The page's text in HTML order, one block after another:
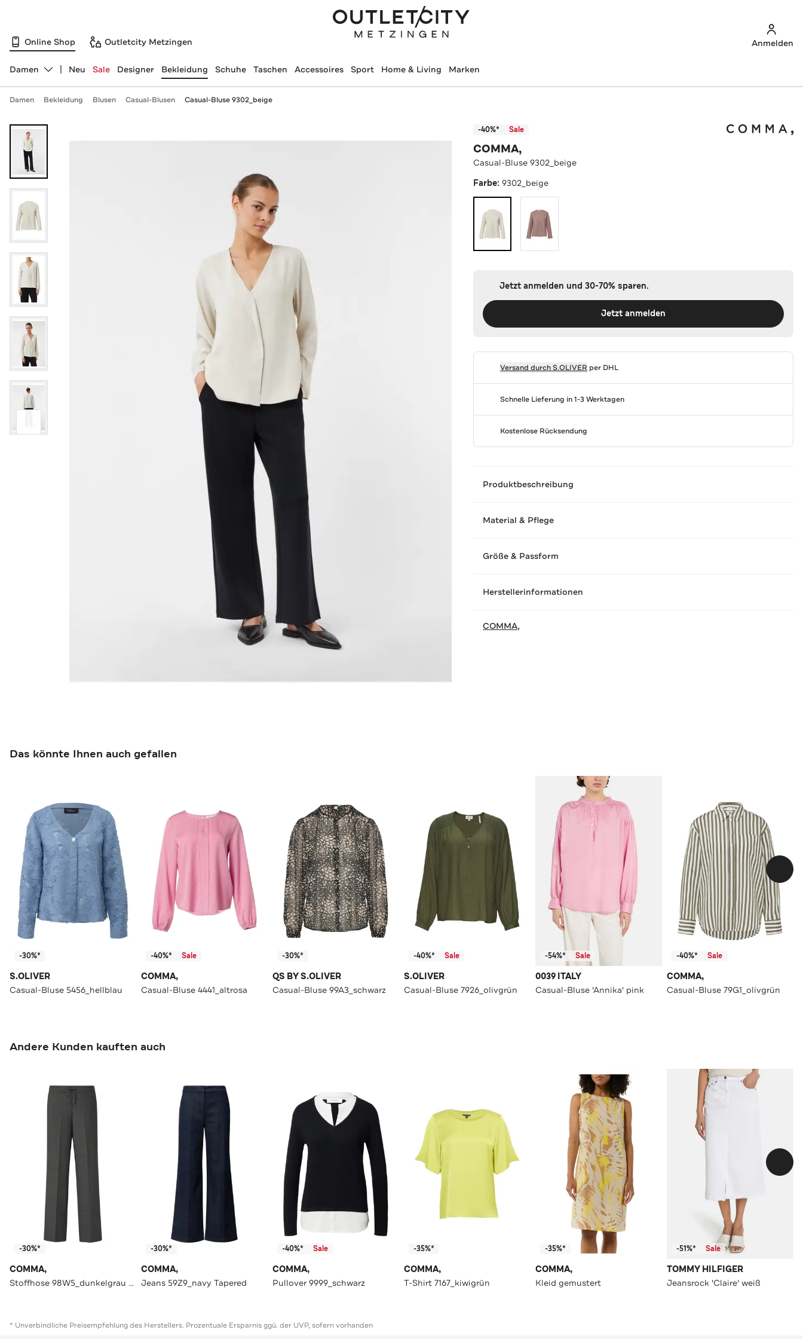
Online Shop Outletcity Metzingen Anmelden
Abteilung ändern, ausgewählt:
Damen Neu Sale Designer Bekleidung Schuhe Taschen Accessoires Sport Home & Living Marken
Damen Bekleidung Blusen Casual-Blusen Casual-Bluse 9302_beige
-40%* Sale
COMMA,
Casual-Bluse 9302_beige
Farbe:9302_beige
Jetzt anmelden und 30-70% sparen.
Jetzt anmelden
Versand durchS.OLIVER per DHL
Schnelle Lieferung in 1-3 Werktagen
Kostenlose Rücksendung
Produktbeschreibung
Material & Pflege
Größe & Passform
Herstellerinformationen
COMMA,
Das könnte Ihnen auch gefallen
-30%*
S.OLIVER
Casual-Bluse 5456_hellblau
-40%* Sale
COMMA,
Casual-Bluse 4441_altrosa
-30%*
QS BY S.OLIVER
Casual-Bluse 99A3_schwarz
-40%* Sale
S.OLIVER
Casual-Bluse 7926_olivgrün
-54%* Sale
0039 ITALY
Casual-Bluse 'Annika' pink
-40%* Sale
COMMA,
Casual-Bluse 79G1_olivgrün
Andere Kunden kauften auch
-30%*
COMMA,
Stoffhose 98W5_dunkelgrau Tapered
-30%*
COMMA,
Jeans 59Z9_navy Tapered
-40%* Sale
COMMA,
Pullover 9999_schwarz
-35%*
COMMA,
T-Shirt 7167_kiwigrün
-35%*
COMMA,
Kleid gemustert
-51%* Sale
TOMMY HILFIGER
Jeansrock 'Claire' weiß
* Unverbindliche Preisempfehlung des Herstellers. Prozentuale Ersparnis ggü. der UVP, sofern vorhanden